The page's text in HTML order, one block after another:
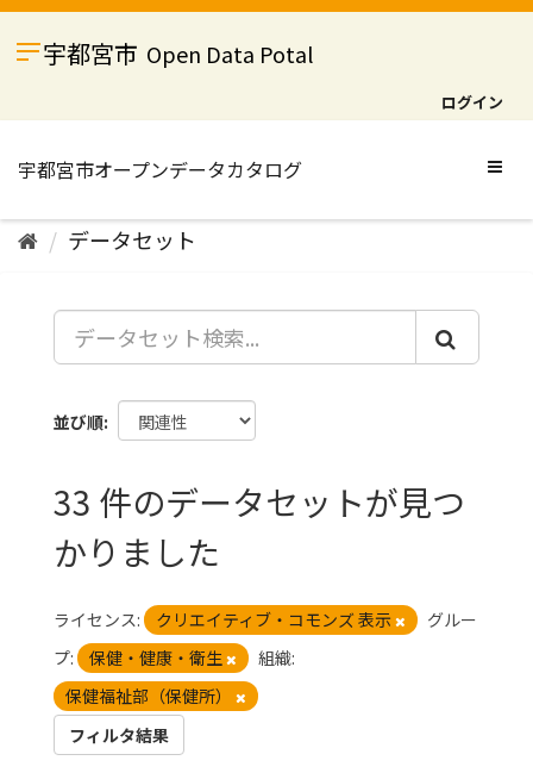
ス
宇都宮市 Open Data Potal
ログイン
データセット
並び順
33 件のデータセットが見つ
かりました
ライセンス: クリエイティブ・コモンズ 表示
グルー
プ:
保健・健康・衛生
組織:
保健福祉部（保健所）
フィルタ結果